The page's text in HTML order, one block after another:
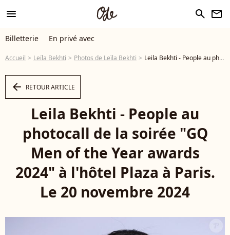
menu search newsletter
Billetterie En privé avec
Accueil Leïla Bekhti Photos de Leïla Bekhti Leila Bekhti - People au photocall de la soirée "GQ Men of the Year awards 2024" à l'hôtel Plaza à Paris. Le 20 novembre 2024 © Denis Guignebourg / Bestimage - Photo
arrow_left RETOUR ARTICLE
Leila Bekhti - People au
photocall de la soirée "GQ
Men of the Year awards
2024" à l'hôtel Plaza à Paris.
Le 20 novembre 2024